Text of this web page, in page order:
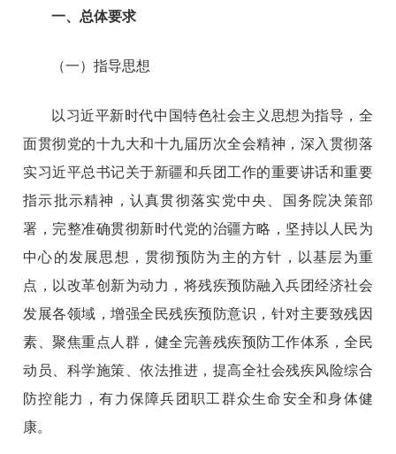
一、总体要求
（一）指导思想
以习近平新时代中国特色社会主义思想为指导，全
面贯彻党的十九大和十九届历次全会精神，深入贯彻落
实习近平总书记关于新疆和兵团工作的重要讲话和重要
指示批示精神，认真贯彻落实党中央、国务院决策部
署，完整准确贯彻新时代党的治疆方略，坚持以人民为
中心的发展思想，贯彻预防为主的方针，以基层为重
点，以改革创新为动力，将残疾预防融入兵团经济社会
发展各领域，增强全民残疾预防意识，针对主要致残因
素、聚焦重点人群，健全完善残疾预防工作体系，全民
动员、科学施策、依法推进，提高全社会残疾风险综合
防控能力，有力保障兵团职工群众生命安全和身体健
康。